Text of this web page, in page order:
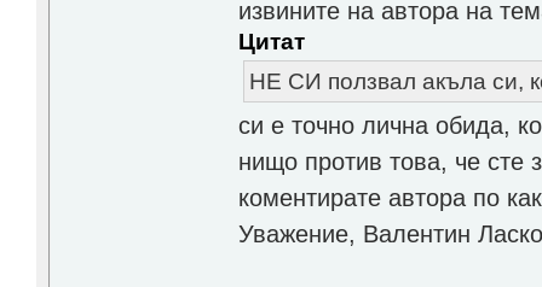
извините на автора на
Цитат
НЕ СИ ползвал акъла си,
си е точно лична обида,
нищо против това, че
коментирате автора по
Уважение, Валентин